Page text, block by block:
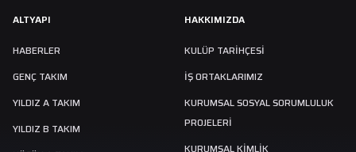
ALTYAPI
HABERLER
GENÇ TAKIM
YILDIZ A TAKIM
YILDIZ B TAKIM
HAKKIMIZDA
KULÜP TARIHÇESI
İŞ ORTAKLARIMIZ
KURUMSAL SOSYAL SORUMLULUK
PROJELERİ
KURUMSAL KİMLİK